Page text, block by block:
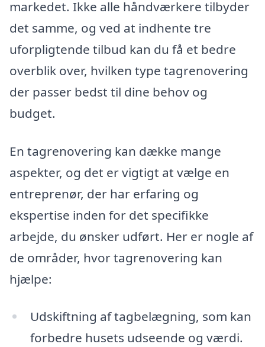
markedet. Ikke alle håndværkere tilbyder
det samme, og ved at indhente tre
uforpligtende tilbud kan du få et bedre
overblik over, hvilken type tagrenovering
der passer bedst til dine behov og
budget.
En tagrenovering kan dække mange
aspekter, og det er vigtigt at vælge en
entreprenør, der har erfaring og
ekspertise inden for det specifikke
arbejde, du ønsker udført. Her er nogle af
de områder, hvor tagrenovering kan
hjælpe:
Udskiftning af tagbelægning, som kan
forbedre husets udseende og værdi.